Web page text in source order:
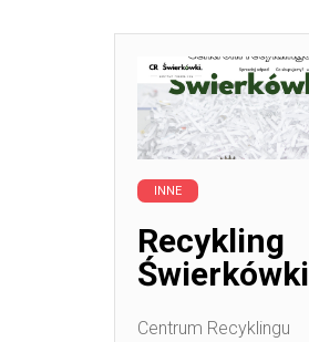
INNE
Recykling
Świerkówki
Centrum Recyklingu